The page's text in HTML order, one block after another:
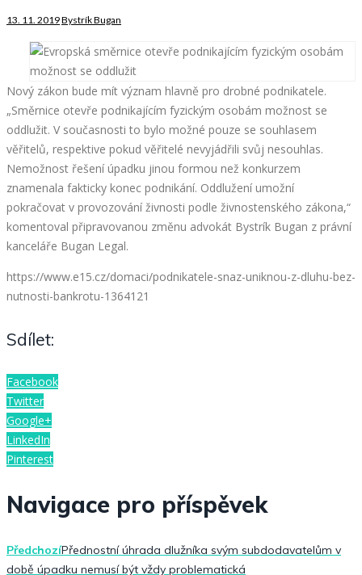
13. 11. 2019Bystrík Bugan
Nový zákon bude mít význam hlavně pro drobné podnikatele.
„Směrnice otevře podnikajícím fyzickým osobám možnost se
oddlužit. V současnosti to bylo možné pouze se souhlasem
věřitelů, respektive pokud věřitelé nevyjádřili svůj nesouhlas.
Nemožnost řešení úpadku jinou formou než konkurzem
znamenala fakticky konec podnikání. Oddlužení umožní
pokračovat v provozování živnosti podle živnostenského zákona,“
komentoval připravovanou změnu advokát Bystrík Bugan z právní
kanceláře Bugan Legal.
https://www.e15.cz/domaci/podnikatele-snaz-uniknou-z-dluhu-bez-
nutnosti-bankrotu-1364121
Sdílet:
Facebook
Twitter
Google+
LinkedIn
Pinterest
Navigace pro příspěvek
PředchozíPřednostní úhrada dlužníka svým subdodavatelům v
době úpadku nemusí být vždy problematická